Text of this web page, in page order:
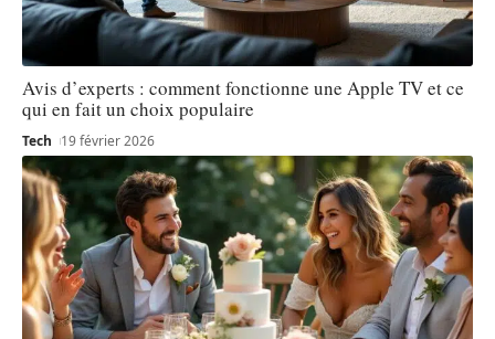
Avis d’experts : comment fonctionne une Apple TV et ce
qui en fait un choix populaire
Tech 19 février 2026